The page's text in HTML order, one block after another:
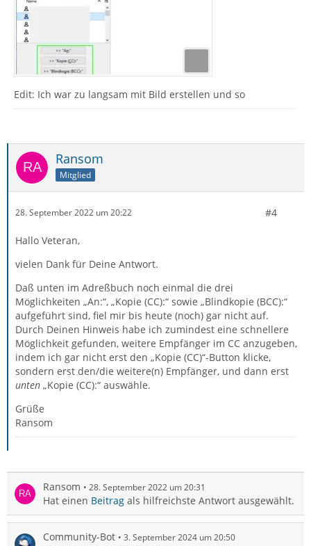
Edit: Ich war zu langsam mit Bild erstellen und so
Ransom
Mitglied
28. September 2022 um 20:22 #4
Hallo Veteran,
vielen Dank für Deine Antwort.
Daß unten im Adreßbuch noch einmal die drei
Möglichkeiten „An:“, „Kopie (CC):“ sowie „Blindkopie (BCC):“
aufgeführt sind, fiel mir bis heute (noch) gar nicht auf.
Durch Deinen Hinweis habe ich zumindest eine schnellere
Möglichkeit gefunden, weitere Empfänger im CC anzugeben,
indem ich gar nicht erst den „Kopie (CC)“-Button klicke,
sondern erst den/die weitere(n) Empfänger, und dann erst
unten „Kopie (CC):“ auswähle.
Grüße
Ransom
Ransom 28. September 2022 um 20:31
Hat einen Beitrag als hilfreichste Antwort ausgewählt.
Community-Bot 3. September 2024 um 20:50